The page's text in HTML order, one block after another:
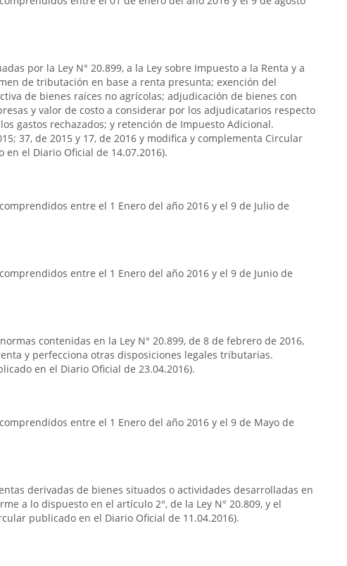
por la Ley N° 20.899, a la Ley sobre Impuesto a la Renta y a
de tributación en base a renta presunta; exención del
de bienes raíces no agrícolas; adjudicación de bienes con
y valor de costo a considerar por los adjudicatarios respecto
gastos rechazados; y retención de Impuesto Adicional.
37, de 2015 y 17, de 2016 y modifica y complementa Circular
en el Diario Oficial de 14.07.2016).
entre el 1 Enero del año 2016 y el 9 de Julio de
entre el 1 Enero del año 2016 y el 9 de Junio de
contenidas en la Ley N° 20.899, de 8 de febrero de 2016,
y perfecciona otras disposiciones legales tributarias.
en el Diario Oficial de 23.04.2016).
entre el 1 Enero del año 2016 y el 9 de Mayo de
derivadas de bienes situados o actividades desarrolladas en
a lo dispuesto en el artículo 2°, de la Ley N° 20.809, y el
publicado en el Diario Oficial de 11.04.2016).